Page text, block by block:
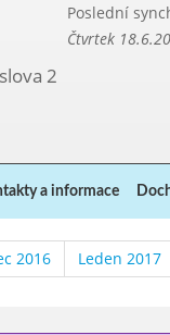
Poslední
Čtvrtek
2
a informace
2016 Leden 2017